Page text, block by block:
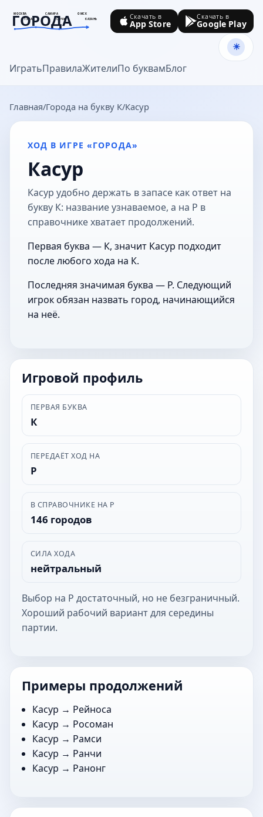
МОСКВА САМАРА
ОМСК
ТУЛА
СОЧИ КАЗАНЬ
ГОРОДА
goroda-na.ru
ИгратьПравилаЖителиПо буквамБлог
Скачать в
App Store
Скачать в
Google Play
Главная Города на букву К Касур
ХОД В ИГРЕ «ГОРОДА»
Касур
Касур удобно держать в запасе как ответ на
букву К: название узнаваемое, а на Р в
справочнике хватает продолжений.
Первая буква — К, значит Касур подходит
после любого хода на К.
Последняя значимая буква — Р. Следующий
игрок обязан назвать город, начинающийся
на неё.
Игровой профиль
ПЕРВАЯ БУКВА
К
ПЕРЕДАЁТ ХОД НА
Р
В СПРАВОЧНИКЕ НА Р
146 городов
СИЛА ХОДА
нейтральный
Выбор на Р достаточный, но не безграничный.
Хороший рабочий вариант для середины
партии.
Примеры продолжений
Касур → Рейноса
Касур → Росоман
Касур → Рамси
Касур → Ранчи
Касур → Ранонг